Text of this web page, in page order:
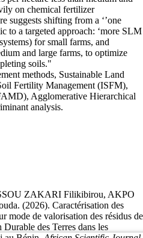
on chemical fertilizer
suggests shifting from a ‘’one
to a targeted approach: ‘more SLM
for small farms, and
and large farms, to optimize
soils."
methods, Sustainable Land
Fertility Management (ISFM),
Agglomerative Hierarchical
analysis.
ZAKARI Filikibirou, AKPO
(2026). Caractérisation des
mode de valorisation des résidus de
des Terres dans les